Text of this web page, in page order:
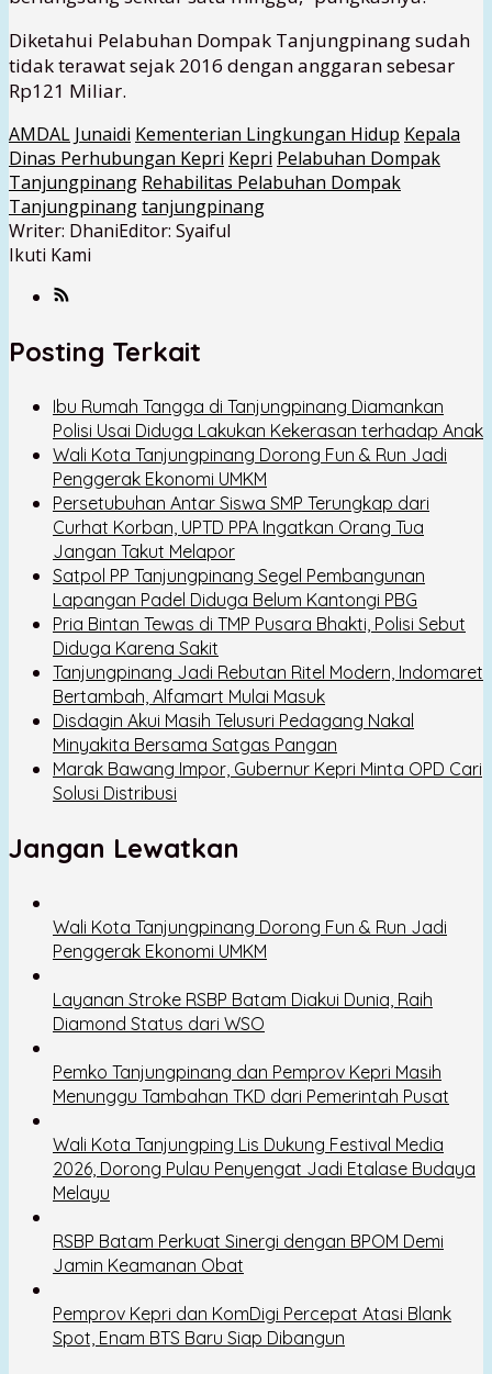
Diketahui Pelabuhan Dompak Tanjungpinang sudah
tidak terawat sejak 2016 dengan anggaran sebesar
Rp121 Miliar.
AMDAL Junaidi Kementerian Lingkungan Hidup Kepala
Dinas Perhubungan Kepri Kepri Pelabuhan Dompak
Tanjungpinang Rehabilitas Pelabuhan Dompak
Tanjungpinangtanjungpinang
Writer: DhaniEditor: Syaiful
Ikuti Kami
Posting Terkait
Ibu Rumah Tangga di Tanjungpinang Diamankan
Polisi Usai Diduga Lakukan Kekerasan terhadap Anak
Wali Kota Tanjungpinang Dorong Fun & Run Jadi
Penggerak Ekonomi UMKM
Persetubuhan Antar Siswa SMP Terungkap dari
Curhat Korban, UPTD PPA Ingatkan Orang Tua
Jangan Takut Melapor
Satpol PP Tanjungpinang Segel Pembangunan
Lapangan Padel Diduga Belum Kantongi PBG
Pria Bintan Tewas di TMP Pusara Bhakti, Polisi Sebut
Diduga Karena Sakit
Tanjungpinang Jadi Rebutan Ritel Modern, Indomaret
Bertambah, Alfamart Mulai Masuk
Disdagin Akui Masih Telusuri Pedagang Nakal
Minyakita Bersama Satgas Pangan
Marak Bawang Impor, Gubernur Kepri Minta OPD Cari
Solusi Distribusi
Jangan Lewatkan
Wali Kota Tanjungpinang Dorong Fun & Run Jadi
Penggerak Ekonomi UMKM
Layanan Stroke RSBP Batam Diakui Dunia, Raih
Diamond Status dari WSO
Pemko Tanjungpinang dan Pemprov Kepri Masih
Menunggu Tambahan TKD dari Pemerintah Pusat
Wali Kota Tanjungping Lis Dukung Festival Media
2026, Dorong Pulau Penyengat Jadi Etalase Budaya
Melayu
RSBP Batam Perkuat Sinergi dengan BPOM Demi
Jamin Keamanan Obat
Pemprov Kepri dan KomDigi Percepat Atasi Blank
Spot, Enam BTS Baru Siap Dibangun